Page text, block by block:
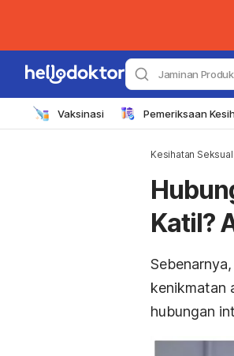
Jaminan
Vaksinasi Pemeriksaan
Kesihatan Seksual
Katil?
kenikmatan
hubungan